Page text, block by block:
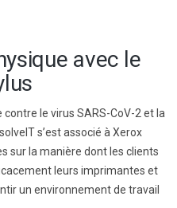
avec le
le virus SARS-CoV-2 et la
s’est associé à Xerox
sur la manière dont les clients
leurs imprimantes et
un environnement de travail